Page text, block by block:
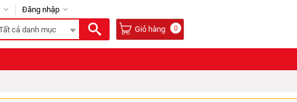
Đăng nhập
cả danh mục Giỏ hàng 0